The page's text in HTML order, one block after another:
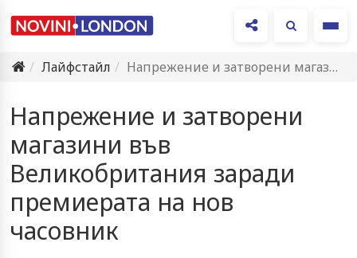
Лайфстайл
Напрежение и затворени магазини във Великобритания заради премиерата на нов…
Напрежение и затворени
магазини във
Великобритания заради
премиерата на нов
часовник